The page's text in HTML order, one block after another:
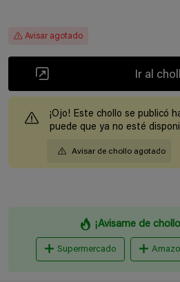
Avisar agotado
Ir al
¡Ojo! Este chollo se publicó
puede que ya no esté
Avisar de chollo agotado
¡Avisame de
Supermercado